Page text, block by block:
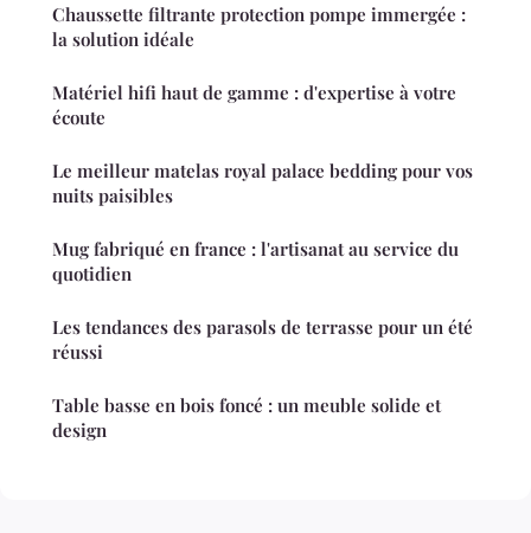
Chaussette filtrante protection pompe immergée :
la solution idéale
Matériel hifi haut de gamme : d'expertise à votre
écoute
Le meilleur matelas royal palace bedding pour vos
nuits paisibles
Mug fabriqué en france : l'artisanat au service du
quotidien
Les tendances des parasols de terrasse pour un été
réussi
Table basse en bois foncé : un meuble solide et
design